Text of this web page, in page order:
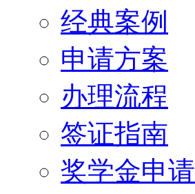
经典案例
申请方案
办理流程
签证指南
奖学金申请